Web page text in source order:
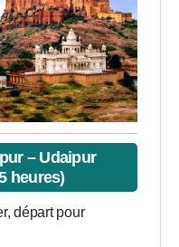
– Udaipur
heures)
départ pour